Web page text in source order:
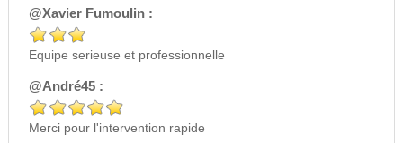
@Xavier Fumoulin :
Equipe serieuse et professionnelle
@André45 :
Merci pour l'intervention rapide